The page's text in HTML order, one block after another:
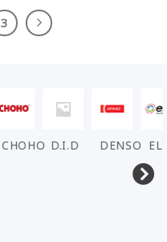
3
CHOHO D.I.D DENSO